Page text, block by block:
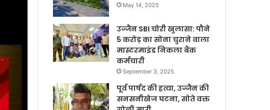
May 14, 2025
उज्जैन SBI चोरी खुलासा: पौने
5 करोड़ का सोना चुराने वाला
मास्टरमाइंड निकला बैंक
कर्मचारी
September 3, 2025
पूर्व पार्षद की हत्या, उज्जैन की
सनसनीखेज घटना, सोते वक्त